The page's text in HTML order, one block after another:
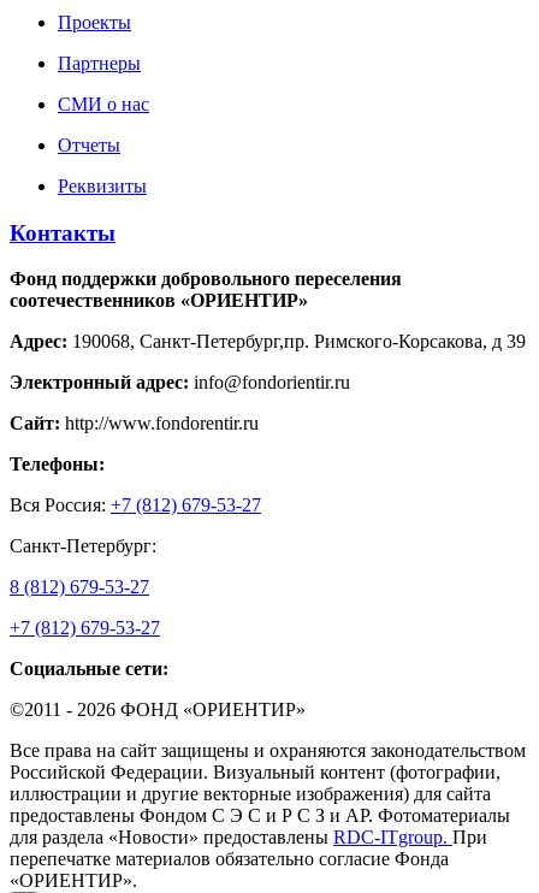
Проекты
Партнеры
СМИ о нас
Отчеты
Реквизиты
Контакты
Фонд поддержки добровольного переселения
соотечественников «ОРИЕНТИР»
Адрес: 190068, Санкт-Петербург,пр. Римского-Корсакова, д 39
Электронный адрес: info@fondorientir.ru
Cайт: http://www.fondorentir.ru
Телефоны:
Вся Россия: +7 (812) 679-53-27
Санкт-Петербург:
8 (812) 679-53-27
+7 (812) 679-53-27
Социальные сети:
©2011 - 2026 ФОНД «ОРИЕНТИР»
Все права на сайт защищены и охраняются законодательством
Российской Федерации. Визуальный контент (фотографии,
иллюстрации и другие векторные изображения) для сайта
предоставлены Фондом С Э С и Р С З и AP. Фотоматериалы
для раздела «Новости» предоставлены RDC-ITgroup. При
перепечатке материалов обязательно согласие Фонда
«ОРИЕНТИР».